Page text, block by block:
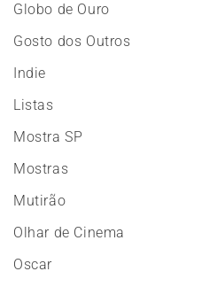
Globo de Ouro
Gosto dos Outros
Indie
Listas
Mostra SP
Mostras
Mutirão
Olhar de Cinema
Oscar